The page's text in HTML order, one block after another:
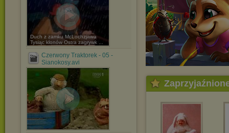
Duch z zamku McLochzjawa
Tysiąc klonów Ostra zagrywk ...
Czerwony Traktorek - 05 -
Sianokosy.avi